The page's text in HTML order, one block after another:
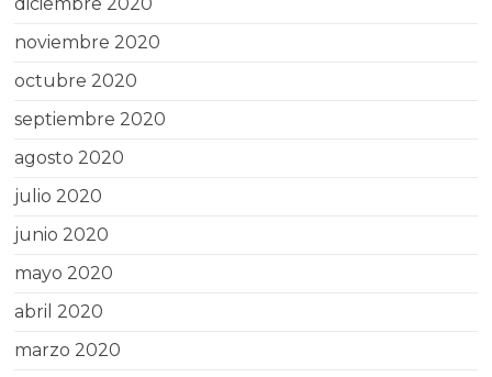
diciembre 2020
noviembre 2020
octubre 2020
septiembre 2020
agosto 2020
julio 2020
junio 2020
mayo 2020
abril 2020
marzo 2020